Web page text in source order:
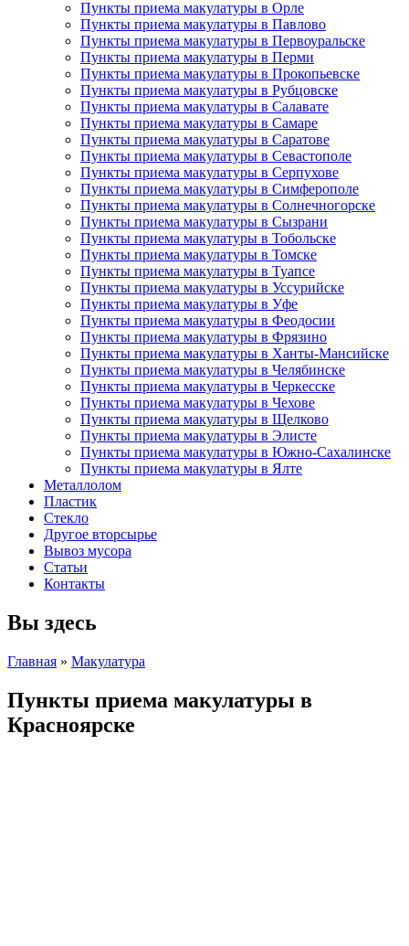
Пункты приема макулатуры в Орле
Пункты приема макулатуры в Павлово
Пункты приема макулатуры в Первоуральске
Пункты приема макулатуры в Перми
Пункты приема макулатуры в Прокопьевске
Пункты приема макулатуры в Рубцовске
Пункты приема макулатуры в Салавате
Пункты приема макулатуры в Самаре
Пункты приема макулатуры в Саратове
Пункты приема макулатуры в Севастополе
Пункты приема макулатуры в Серпухове
Пункты приема макулатуры в Симферополе
Пункты приема макулатуры в Солнечногорске
Пункты приема макулатуры в Сызрани
Пункты приема макулатуры в Тобольске
Пункты приема макулатуры в Томске
Пункты приема макулатуры в Туапсе
Пункты приема макулатуры в Уссурийске
Пункты приема макулатуры в Уфе
Пункты приема макулатуры в Феодосии
Пункты приема макулатуры в Фрязино
Пункты приема макулатуры в Ханты-Мансийске
Пункты приема макулатуры в Челябинске
Пункты приема макулатуры в Черкесске
Пункты приема макулатуры в Чехове
Пункты приема макулатуры в Щелково
Пункты приема макулатуры в Элисте
Пункты приема макулатуры в Южно-Сахалинске
Пункты приема макулатуры в Ялте
Металлолом
Пластик
Стекло
Другое вторсырье
Вывоз мусора
Статьи
Контакты
Вы здесь
Главная » Макулатура
Пункты приема макулатуры в
Красноярске